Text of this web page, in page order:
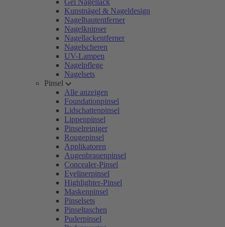
Gel Nagellack
Kunstnägel & Nageldesign
Nagelhautentferner
Nagelknipser
Nagellackentferner
Nagelscheren
UV-Lampen
Nagelpflege
Nagelsets
Pinsel
Alle anzeigen
Foundationpinsel
Lidschattenpinsel
Lippenpinsel
Pinselreiniger
Rougepinsel
Applikatoren
Augenbrauenpinsel
Concealer-Pinsel
Eyelinerpinsel
Highlighter-Pinsel
Maskenpinsel
Pinselsets
Pinseltaschen
Puderpinsel